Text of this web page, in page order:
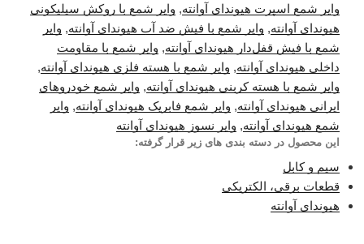
وایر شمع اسپرت هیوندای آوانته, وایر شمع با روکش سیلیکونی
هیوندای آوانته, وایر شمع با فیش ضد آب هیوندای آوانته, وایر
شمع با فیش قفل‌دار هیوندای آوانته, وایر شمع با مقاومت
داخلی هیوندای آوانته, وایر شمع با هسته فلزی هیوندای آوانته,
وایر شمع با هسته کربنی هیوندای آوانته, وایر شمع خودروهای
ایرانی هیوندای آوانته, وایر شمع فابریک هیوندای آوانته, وایر
شمع هیوندای آوانته, وایر نسوز هیوندای آوانته
این محصول در دسته بندی های زیر قرار گرفته:
سیم و کابل
قطعات برقی، الکتریکی
هیوندای آوانته